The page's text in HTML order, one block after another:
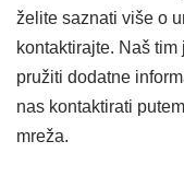
želite saznati više o
kontaktirajte. Naš
pružiti dodatne
nas kontaktirati
mreža.